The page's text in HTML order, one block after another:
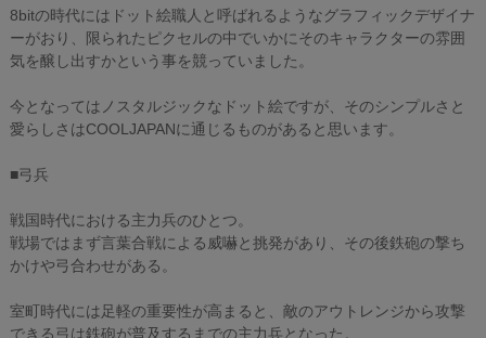
8bitの時代にはドット絵職人と呼ばれるようなグラフィックデザイナ
ーがおり、限られたピクセルの中でいかにそのキャラクターの雰囲
気を醸し出すかという事を競っていました。
今となってはノスタルジックなドット絵ですが、そのシンプルさと
愛らしさはCOOLJAPANに通じるものがあると思います。
■弓兵
戦国時代における主力兵のひとつ。
戦場ではまず言葉合戦による威嚇と挑発があり、その後鉄砲の撃ち
かけや弓合わせがある。
室町時代には足軽の重要性が高まると、敵のアウトレンジから攻撃
できる弓は鉄砲が普及するまでの主力兵となった。